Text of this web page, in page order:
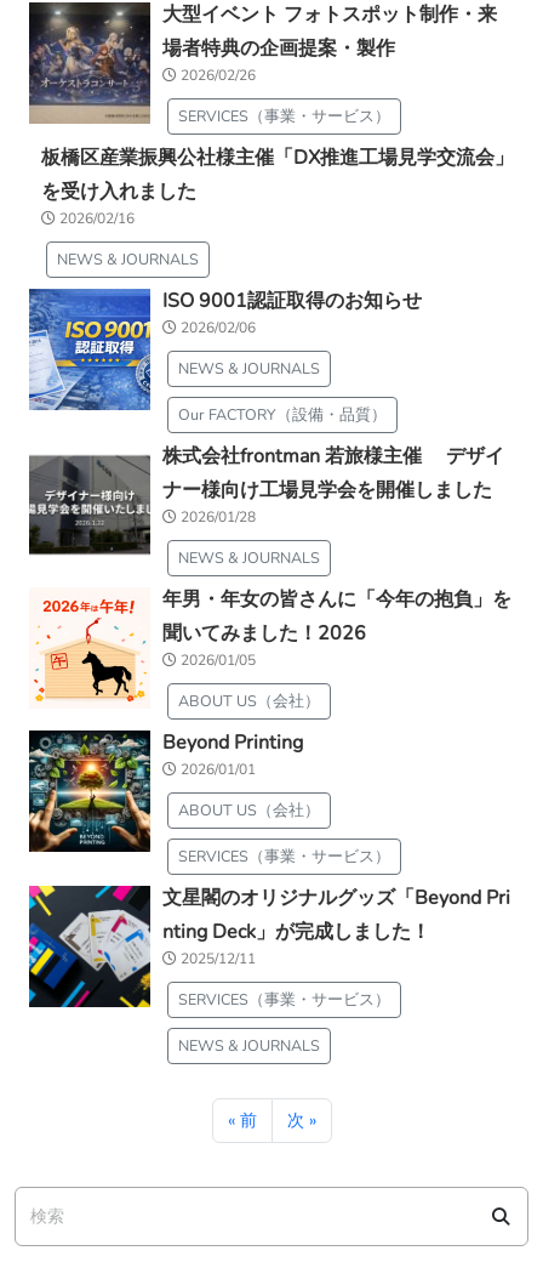
大型イベント フォトスポット制作・来
場者特典の企画提案・製作
2026/02/26
SERVICES（事業・サービス）
板橋区産業振興公社様主催「DX推進工場見学交流会」
を受け入れました
2026/02/16
NEWS & JOURNALS
ISO 9001認証取得のお知らせ
2026/02/06
NEWS & JOURNALS
Our FACTORY（設備・品質）
株式会社frontman 若旅様主催 デザイ
ナー様向け工場見学会を開催しました
2026/01/28
NEWS & JOURNALS
年男・年女の皆さんに「今年の抱負」を
聞いてみました！2026
2026/01/05
ABOUT US（会社）
Beyond Printing
2026/01/01
ABOUT US（会社）
SERVICES（事業・サービス）
文星閣のオリジナルグッズ「Beyond Pri
nting Deck」が完成しました！
2025/12/11
SERVICES（事業・サービス）
NEWS & JOURNALS
« 前 次 »